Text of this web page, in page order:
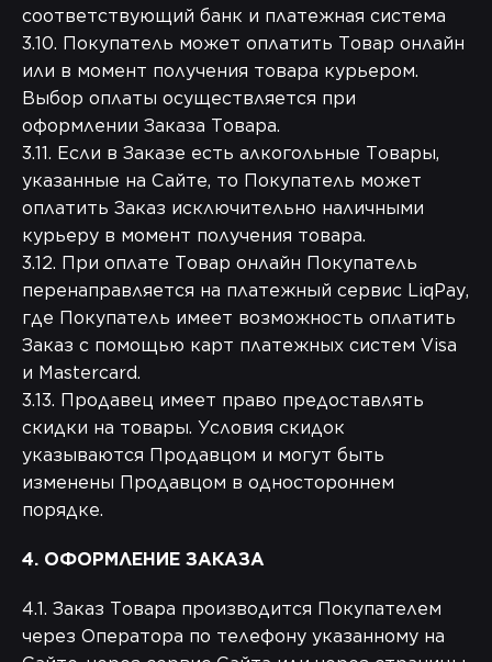
соответствующий банк и платежная система
3.10. Покупатель может оплатить Товар онлайн
или в момент получения товара курьером.
Выбор оплаты осуществляется при
оформлении Заказа Товара.
3.11. Если в Заказе есть алкогольные Товары,
указанные на Сайте, то Покупатель может
оплатить Заказ исключительно наличными
курьеру в момент получения товара.
3.12. При оплате Товар онлайн Покупатель
перенаправляется на платежный сервис LiqPay,
где Покупатель имеет возможность оплатить
Заказ с помощью карт платежных систем Visa
и Mastercard.
3.13. Продавец имеет право предоставлять
скидки на товары. Условия скидок
указываются Продавцом и могут быть
изменены Продавцом в одностороннем
порядке.
4. ОФОРМЛЕНИЕ ЗАКАЗА
4.1. Заказ Товара производится Покупателем
через Оператора по телефону указанному на